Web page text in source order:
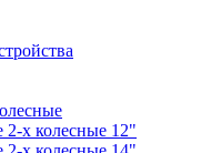
2-х колесные 12"